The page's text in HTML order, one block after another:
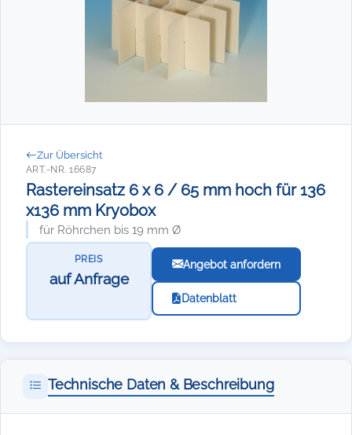
Zur Übersicht
ART.-NR. 16687
Rastereinsatz 6 x 6 / 65 mm hoch für 136
x136 mm Kryobox
für Röhrchen bis 19 mm Ø
PREIS
auf Anfrage
Angebot anfordern
Datenblatt
Technische Daten & Beschreibung